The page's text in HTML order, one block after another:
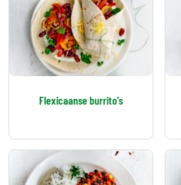
Flexicaanse burrito's